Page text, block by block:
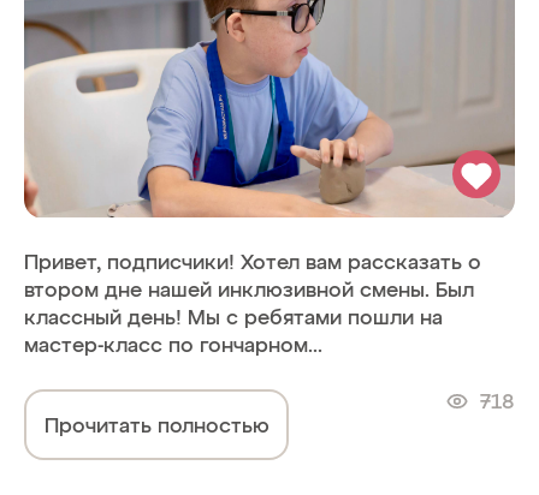
Привет, подписчики! Хотел вам рассказать о
втором дне нашей инклюзивной смены. Был
классный день! Мы с ребятами пошли на
мастер-класс по гончарном...
Прочитать полностью
718